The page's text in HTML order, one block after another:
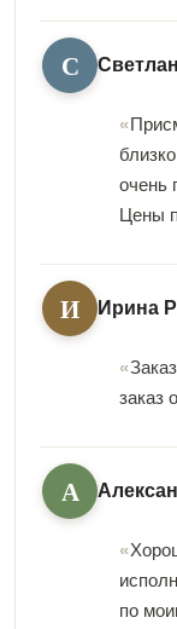
С
очень
Цены
И Ирина
заказ
А
по